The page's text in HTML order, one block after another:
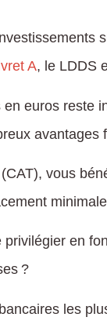
A, le LDDS
en euros reste
avantages
(CAT), vous
en
?
les